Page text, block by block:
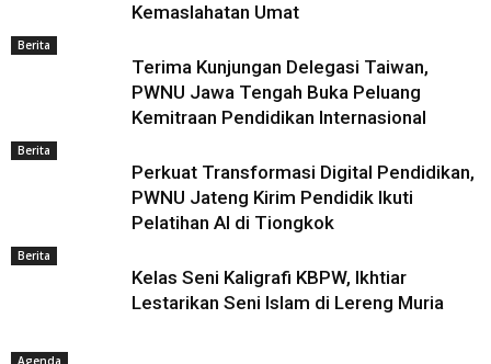
Kemaslahatan Umat
Berita
‎Terima Kunjungan Delegasi Taiwan,
PWNU Jawa Tengah Buka Peluang
Kemitraan Pendidikan Internasional ‎
Berita
Perkuat Transformasi Digital Pendidikan,
PWNU Jateng Kirim Pendidik Ikuti
Pelatihan AI di Tiongkok
Berita
Kelas Seni Kaligrafi KBPW, Ikhtiar
Lestarikan Seni Islam di Lereng Muria